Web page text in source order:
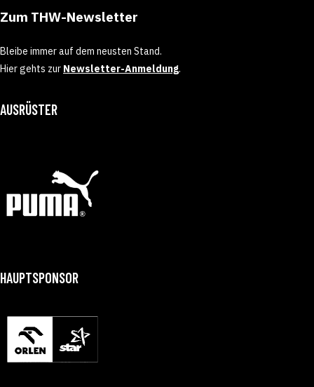
Zum THW-Newsletter
Bleibe immer auf dem neusten Stand.
Hier gehts zur Newsletter-Anmeldung.
AUSRÜSTER
HAUPTSPONSOR